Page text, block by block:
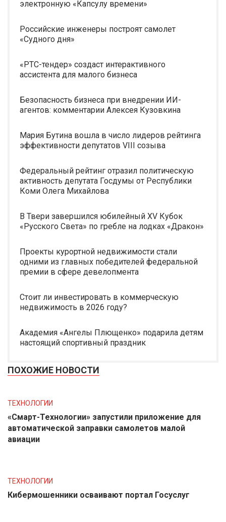
электронную «Капсулу времени»
Российские инженеры построят самолет
«Судного дня»
«РТС-тендер» создаст интерактивного
ассистента для малого бизнеса
Безопасность бизнеса при внедрении ИИ-
агентов: комментарии Алексея Кузовкина
Мария Бутина вошла в число лидеров рейтинга
эффективности депутатов VIII созыва
Федеральный рейтинг отразил политическую
активность депутата Госдумы от Республики
Коми Олега Михайлова
В Твери завершился юбилейный XV Кубок
«Русского Света» по гребле на лодках «Дракон»
Проекты курортной недвижимости стали
одними из главных победителей федеральной
премии в сфере девелопмента
Стоит ли инвестировать в коммерческую
недвижимость в 2026 году?
Академия «Ангелы Плющенко» подарила детям
настоящий спортивный праздник
ПОХОЖИЕ НОВОСТИ
ТЕХНОЛОГИИ
«Смарт-Технологии» запустили приложение для
автоматической заправки самолетов малой
авиации
ТЕХНОЛОГИИ
Кибермошенники осваивают портал Госуслуг